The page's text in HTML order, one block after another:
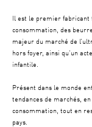
Il est le premier
consommation, des
majeur du marché de
hors foyer, ainsi qu’un
infantile.
Présent dans le monde
tendances de marchés,
consommation, tout en
pays.